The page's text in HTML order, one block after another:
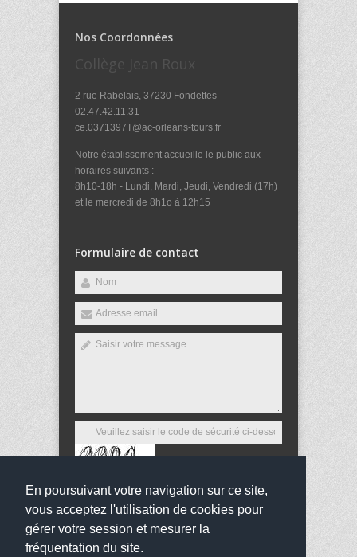
En poursuivant votre navigation sur ce site,
vous acceptez l'utilisation de cookies pour
gérer votre session et mesurer la
fréquentation du site.
Nos Coordonnées
Collège Jean Roux
2 rue Rabelais, 37230 Fondettes
02.47.42.11.31
ce.0371397T@ac-orleans-tours.fr
Notre établissement accueille le public aux
horaires suivants :
8h10-18h - Lundi, Mardi, Jeudi, Vendredi (17h)
et le mercredi de 8h1o à 12h15
Formulaire de contact
Envoyer